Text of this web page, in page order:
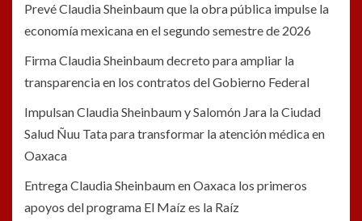
Prevé Claudia Sheinbaum que la obra pública impulse la
economía mexicana en el segundo semestre de 2026
Firma Claudia Sheinbaum decreto para ampliar la
transparencia en los contratos del Gobierno Federal
Impulsan Claudia Sheinbaum y Salomón Jara la Ciudad
Salud Ñuu Tata para transformar la atención médica en
Oaxaca
Entrega Claudia Sheinbaum en Oaxaca los primeros
apoyos del programa El Maíz es la Raíz